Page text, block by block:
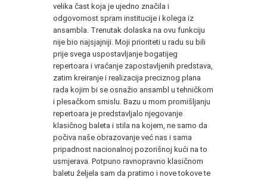
velika čast koja je ujedno značila i
odgovornost spram institucije i kolega iz
ansambla. Trenutak dolaska na ovu funkciju
nije bio najsjajniji. Moji prioriteti u radu su bili
prije svega uspostavljanje bogatijeg
repertoara i vraćanje zapostavljenih predstava,
zatim kreiranje i realizacija preciznog plana
rada kojim bi se osnažio ansambl u tehničkom
i plesačkom smislu. Bazu u mom promišljanju
repertoara je predstavljalo njegovanje
klasičnog baleta i stila na kojem, ne samo da
počiva naše obrazovanje već nas i sama
pripadnost nacionalnoj pozorišnoj kući na to
usmjerava. Potpuno ravnopravno klasičnom
baletu željela sam da pratimo i nove tokove te